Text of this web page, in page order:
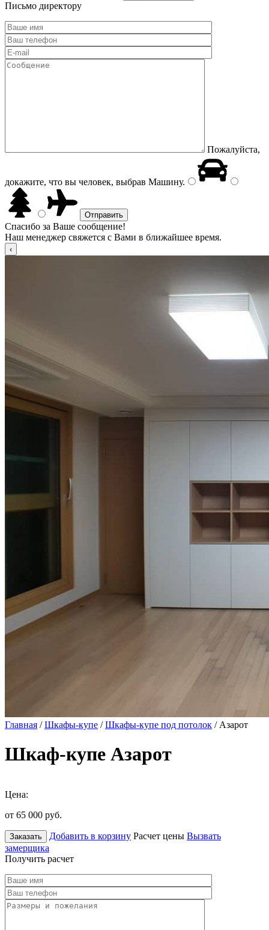
Письмо директору
Пожалуйста,
докажите, что вы человек, выбрав Машину.
Спасибо за Ваше сообщение!
Наш менеджер свяжется с Вами в ближайшее время.
Главная /Шкафы-купе /Шкафы-купе под потолок / Азарот
Шкаф-купе Азарот
Цена:
от 65 000 руб.
Заказать Добавить в корзину Расчет цены Вызвать
замерщика
Получить расчет